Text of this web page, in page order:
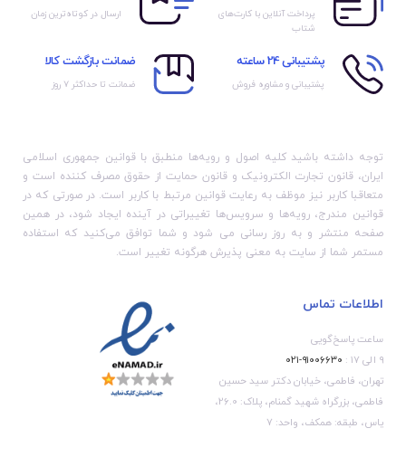
پرداخت آنلاین با کارت‌های
شتاب
ارسال در کوتاه‌ترین زمان
پشتیبانی 24 ساعته
پشتیبانی و مشاوره فروش
ضمانت بازگشت کالا
ضمانت تا حداکثر ۷ روز
توجه داشته باشید کلیه اصول و رویه‏‌ها منطبق با قوانین جمهوری اسلامی
ایران، قانون تجارت الکترونیک و قانون حمایت از حقوق مصرف کننده است و
متعاقبا کاربر نیز موظف به رعایت قوانین مرتبط با کاربر است. در صورتی که در
قوانین مندرج، رویه‏‌ها و سرویس‏‌ها تغییراتی در آینده ایجاد شود، در همین
صفحه منتشر و به روز رسانی می شود و شما توافق می‏‌کنید که استفاده
مستمر شما از سایت به معنی پذیرش هرگونه تغییر است.
اطلاعات تماس
ساعت پاسخ‌گویی
۹ الی ۱۷ :
۹۱۰۰۶۶۳۰-۰۲۱
تهران، فاطمی، خیابان دکتر سید حسین
فاطمی، بزرگراه شهید گمنام، پلاک: 26.0،
یاس، طبقه: همکف، واحد: 7